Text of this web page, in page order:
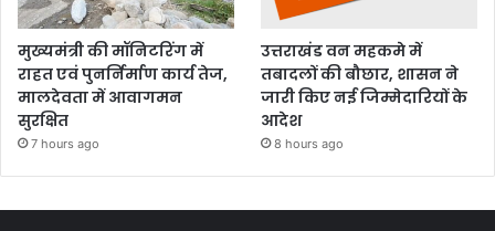
मुख्यमंत्री की मॉनिटरिंग में
राहत एवं पुनर्निर्माण कार्य तेज,
मालदेवता में आवागमन
सुरक्षित
7 hours ago
उत्तराखंड वन महकमे में
तबादलों की बौछार, शासन ने
जारी किए नई जिम्मेदारियों के
आदेश
8 hours ago